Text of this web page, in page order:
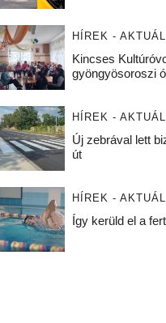
HÍREK -
Kincses
gyöngyösoroszi
HÍREK -
Új zebrával lett
út
HÍREK -
Így kerüld el a